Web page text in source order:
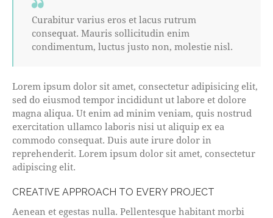
Curabitur varius eros et lacus rutrum
consequat. Mauris sollicitudin enim
condimentum, luctus justo non, molestie nisl.
Lorem ipsum dolor sit amet, consectetur adipisicing elit,
sed do eiusmod tempor incididunt ut labore et dolore
magna aliqua. Ut enim ad minim veniam, quis nostrud
exercitation ullamco laboris nisi ut aliquip ex ea
commodo consequat. Duis aute irure dolor in
reprehenderit. Lorem ipsum dolor sit amet, consectetur
adipiscing elit.
CREATIVE APPROACH TO EVERY PROJECT
Aenean et egestas nulla. Pellentesque habitant morbi